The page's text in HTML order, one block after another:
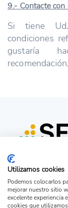
9.- Contacte
Si tiene
condiciones
gustaría
Utilizamos cookies
Podemos colocarlos
mejorar nuestro sitio
excelente experiencia
cookies que